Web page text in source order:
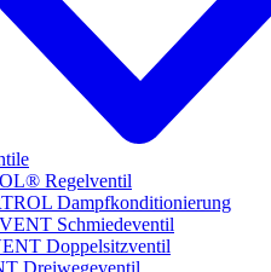
Regelventil
Dampfkonditionierung
Schmiedeventil
Doppelsitzventil
Dreiwegeventil